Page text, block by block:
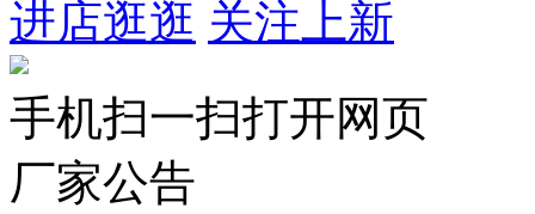
进店逛逛 关注上新
手机扫一扫打开网页
厂家公告